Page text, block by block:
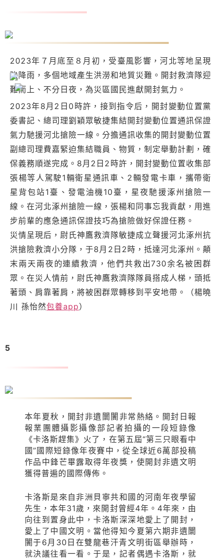
2023年７月底至８月初，受臺風影響，河北等地呈現
強降雨，多個地域產生洪澇和地質災難。開封救濟隊迎
難而上、不分日夜，為災區國民進獻開封氣力。
2023年8月2日0時許，接到指令后，開封變動位置黨
委書記、總司理劉穎眾敏捷集結開封變動位置通訊保證
氣力馳援河北搶險一線。分擔通訊收集的開封變動位置
副總司理費嘉緊迫集結職員、物質，制定舉動計劃，確
保義務順遂完成。8月2日2時許，開封變動位置收集部
張楊等人駕駛1輛衛星通訊車、2輛發電卡車，攜帶衛
星背包站1臺、發電油機10臺，星夜馳援涿州搶險一
線。在河北涿州搶險一線，張楊和同事忘我貢獻，用進
步前輩的應急通訊保證技巧為搶險做好保證任務。
災情呈現后，尉氏神鷹救濟隊敏捷成立聲援河北涿州抗
洪搶險救濟小分隊，于8月2日2時，抵達河北涿州。顛
末兩天兩夜的連續救濟，他們共救出730余名被困群
眾。在災人情前，尉氏神鷹救濟隊隊員搭成人梯，頭抵
著頭、肩靠著肩，將被困群眾轉移到平安地帶。（楊曉
川 孫怡然包養app）
5
本年夏秋，開封非遺闤闠非常熱絡。開封日報
報業團體攝影攝像部記者拍攝的一段短錄像
《卡洛斯趕集》火了，在第五屆“第三只眼看中
國”國際短錄像年夜賽中，從全球近6萬部投稿
作品中鋒芒畢露取得年夜獎，使開封非遺文明
獲得普遍的國際傳佈。
卡洛斯是來自非洲貝寧共和國的河南年夜學留
先生，本年31歲，來開封曾經4年。4年來，由
向往到置身此中，卡洛斯深深地愛上了開封，
愛上了中國文明。當他得知今夏第六期非遺闤
闠于6月30日在雙龍巷汗青文明街區舉辦時，
就決議往看一看。于是，記者偶遇卡洛斯，就